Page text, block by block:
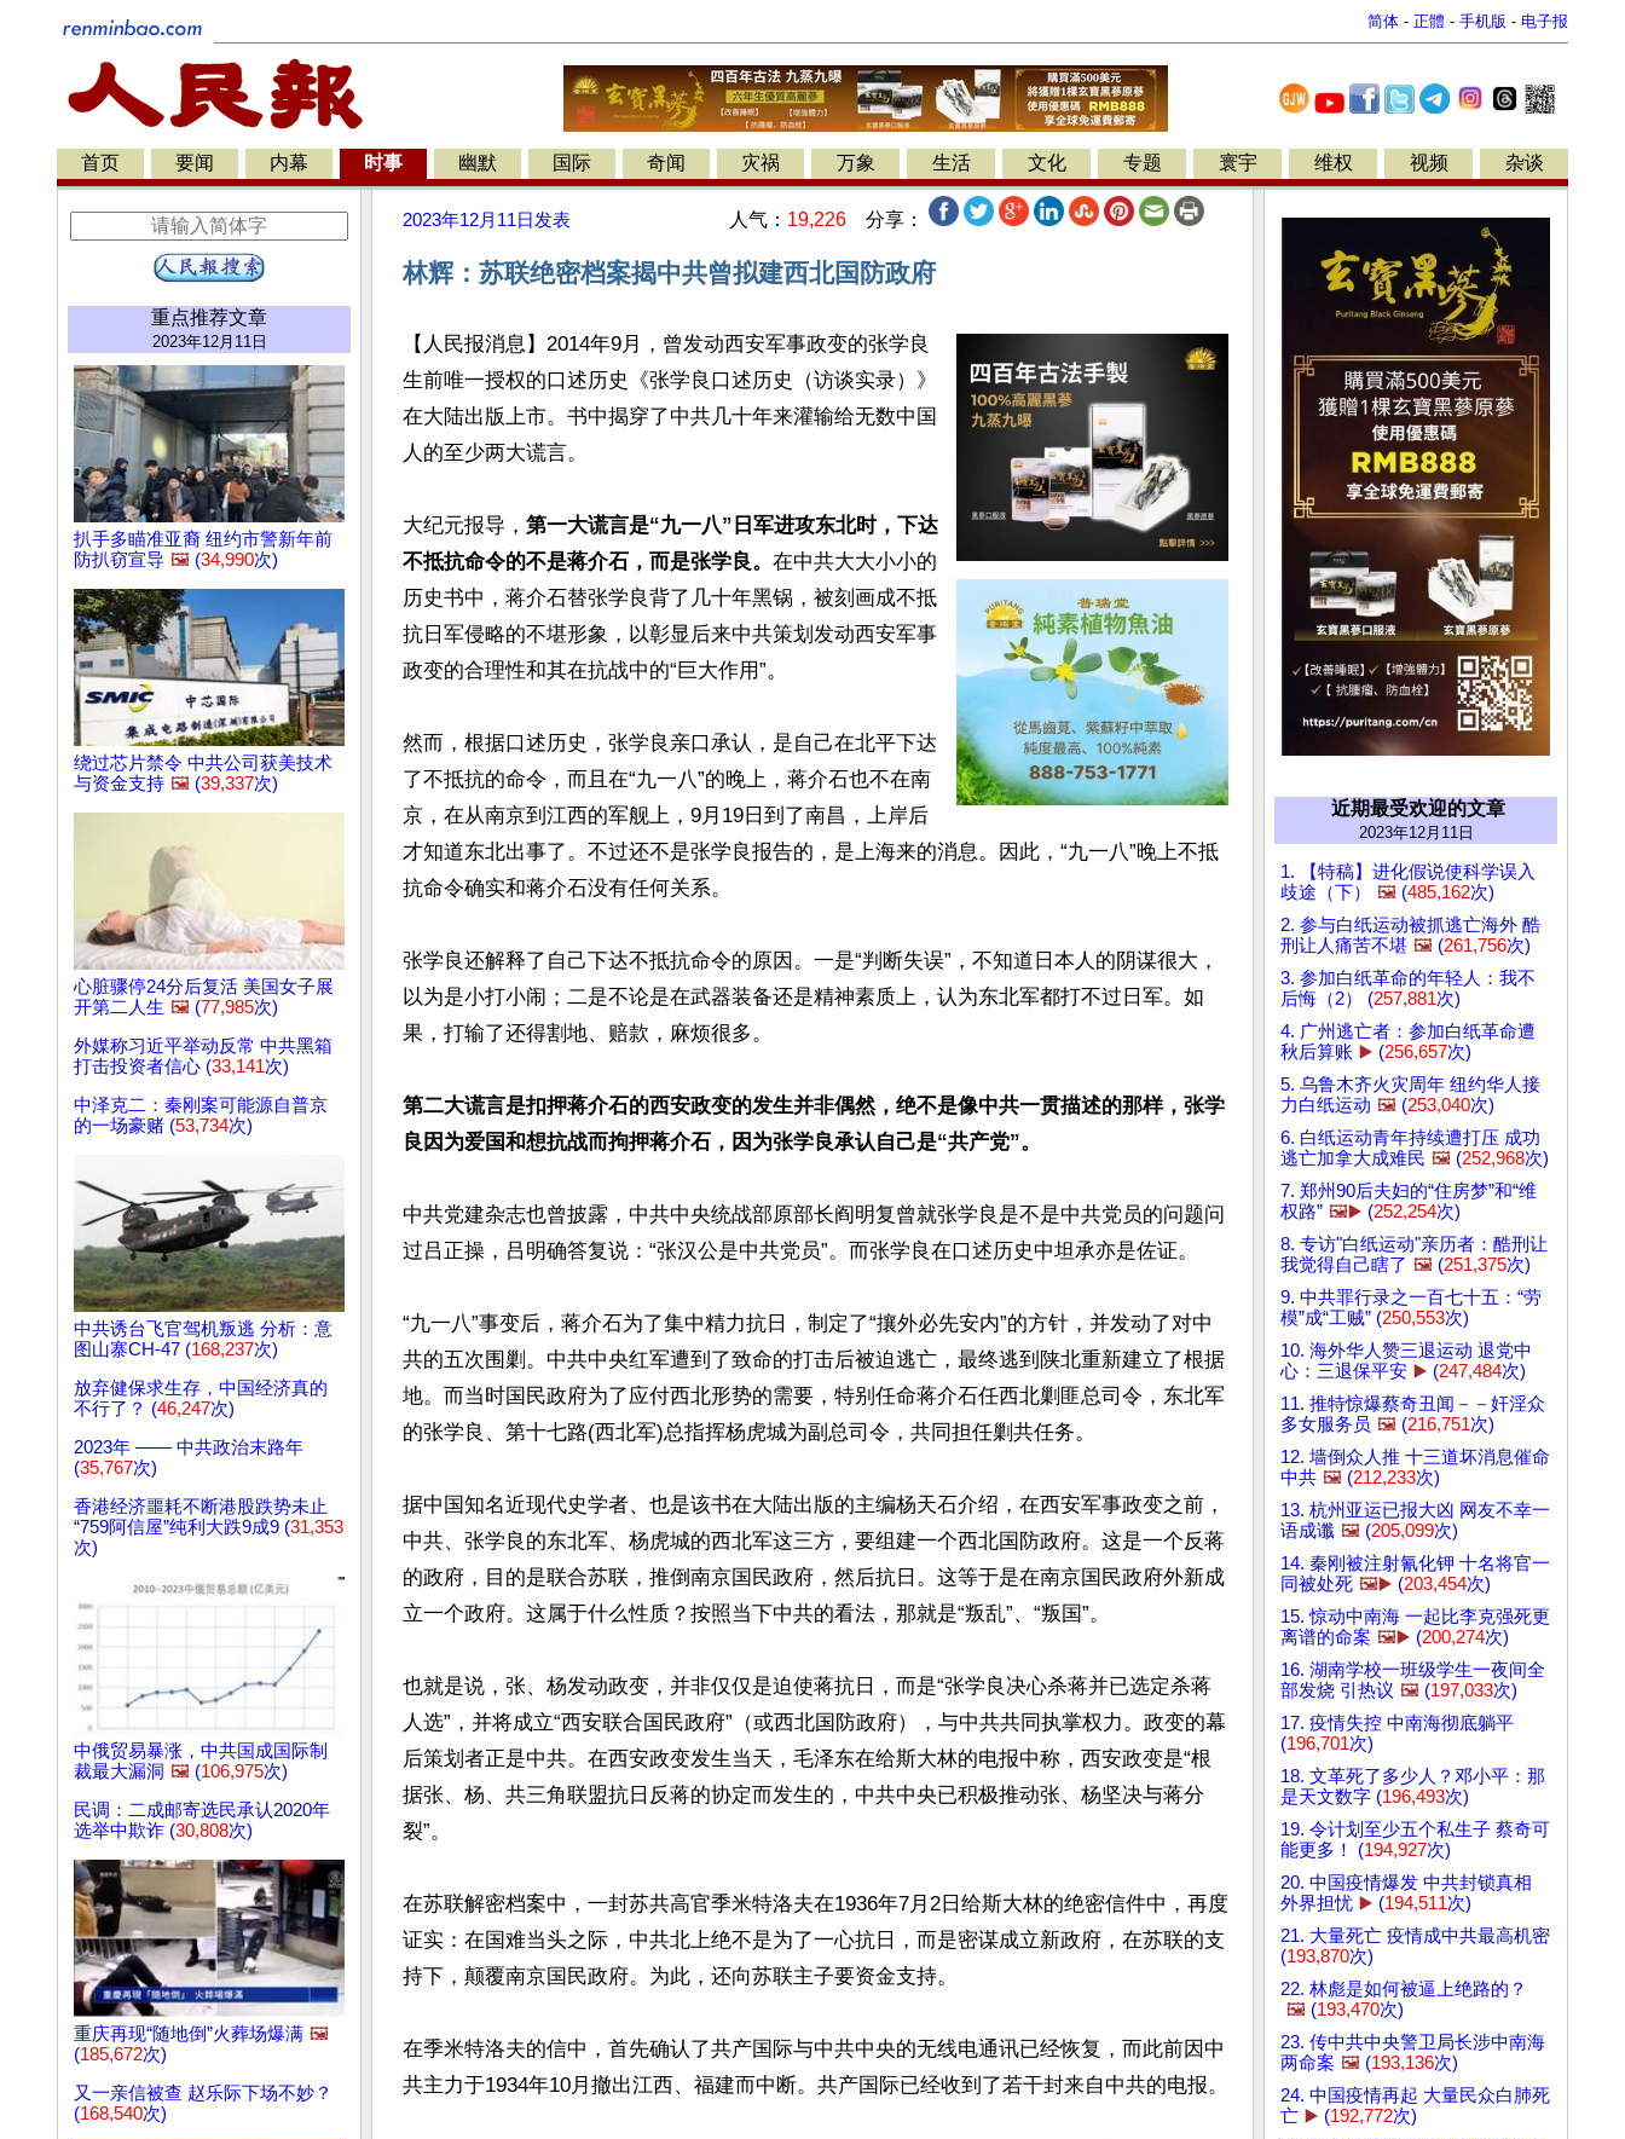
简体 - 正體 - 手机版 - 电子报
首页 要闻 内幕 时事 幽默 国际 奇闻 灾祸 万象 生活 文化 专题 寰宇 维权 视频 杂谈
重点推荐文章
2023年12月11日
扒手多瞄准亚裔 纽约市警新年前
防扒窃宣导 🖼️ (34,990次)
绕过芯片禁令 中共公司获美技术
与资金支持 🖼️ (39,337次)
心脏骤停24分后复活 美国女子展
开第二人生 🖼️ (77,985次)
外媒称习近平举动反常 中共黑箱
打击投资者信心 (33,141次)
中泽克二：秦刚案可能源自普京
的一场豪赌 (53,734次)
中共诱台飞官驾机叛逃 分析：意
图山寨CH-47 (168,237次)
放弃健保求生存，中国经济真的
不行了？ (46,247次)
2023年 —— 中共政治末路年
(35,767次)
香港经济噩耗不断港股跌势未止
“759阿信屋”纯利大跌9成9 (31,353
次)
中俄贸易暴涨，中共国成国际制
裁最大漏洞 🖼️ (106,975次)
民调：二成邮寄选民承认2020年
选举中欺诈 (30,808次)
重庆再现“随地倒”火葬场爆满 🖼️
(185,672次)
又一亲信被查 赵乐际下场不妙？
(168,540次)
2023年12月11日 发表 人气： 19,226 分享：
林辉：苏联绝密档案揭中共曾拟建西北国防政府
【人民报消息】2014年9月，曾发动西安军事政变的张学良
生前唯一授权的口述历史《张学良口述历史（访谈实录）》
在大陆出版上市。书中揭穿了中共几十年来灌输给无数中国
人的至少两大谎言。
大纪元报导， 第一大谎言是“九一八”日军进攻东北时，下达
不抵抗命令的不是蒋介石，而是张学良。 在中共大大小小的
历史书中，蒋介石替张学良背了几十年黑锅，被刻画成不抵
抗日军侵略的不堪形象，以彰显后来中共策划发动西安军事
政变的合理性和其在抗战中的“巨大作用”。
然而，根据口述历史，张学良亲口承认，是自己在北平下达
了不抵抗的命令，而且在“九一八”的晚上，蒋介石也不在南
京，在从南京到江西的军舰上，9月19日到了南昌，上岸后
才知道东北出事了。不过还不是张学良报告的，是上海来的消息。因此，“九一八”晚上不抵
抗命令确实和蒋介石没有任何关系。
张学良还解释了自己下达不抵抗命令的原因。一是“判断失误”，不知道日本人的阴谋很大，
以为是小打小闹；二是不论是在武器装备还是精神素质上，认为东北军都打不过日军。如
果，打输了还得割地、赔款，麻烦很多。
第二大谎言是扣押蒋介石的西安政变的发生并非偶然，绝不是像中共一贯描述的那样，张学
良因为爱国和想抗战而拘押蒋介石，因为张学良承认自己是“共产党”。
中共党建杂志也曾披露，中共中央统战部原部长阎明复曾就张学良是不是中共党员的问题问
过吕正操，吕明确答复说：“张汉公是中共党员”。而张学良在口述历史中坦承亦是佐证。
“九一八”事变后，蒋介石为了集中精力抗日，制定了“攘外必先安内”的方针，并发动了对中
共的五次围剿。中共中央红军遭到了致命的打击后被迫逃亡，最终逃到陕北重新建立了根据
地。而当时国民政府为了应付西北形势的需要，特别任命蒋介石任西北剿匪总司令，东北军
的张学良、第十七路(西北军)总指挥杨虎城为副总司令，共同担任剿共任务。
据中国知名近现代史学者、也是该书在大陆出版的主编杨天石介绍，在西安军事政变之前，
中共、张学良的东北军、杨虎城的西北军这三方，要组建一个西北国防政府。这是一个反蒋
的政府，目的是联合苏联，推倒南京国民政府，然后抗日。这等于是在南京国民政府外新成
立一个政府。这属于什么性质？按照当下中共的看法，那就是“叛乱”、“叛国”。
也就是说，张、杨发动政变，并非仅仅是迫使蒋抗日，而是“张学良决心杀蒋并已选定杀蒋
人选”，并将成立“西安联合国民政府”（或西北国防政府），与中共共同执掌权力。政变的幕
后策划者正是中共。在西安政变发生当天，毛泽东在给斯大林的电报中称，西安政变是“根
据张、杨、共三角联盟抗日反蒋的协定而发生的，中共中央已积极推动张、杨坚决与蒋分
裂”。
在苏联解密档案中，一封苏共高官季米特洛夫在1936年7月2日给斯大林的绝密信件中，再度
证实：在国难当头之际，中共北上绝不是为了一心抗日，而是密谋成立新政府，在苏联的支
持下，颠覆南京国民政府。为此，还向苏联主子要资金支持。
在季米特洛夫的信中，首先确认了共产国际与中共中央的无线电通讯已经恢复，而此前因中
共主力于1934年10月撤出江西、福建而中断。共产国际已经收到了若干封来自中共的电报。
近期最受欢迎的文章
2023年12月11日
1. 【特稿】进化假说使科学误入
歧途（下）
🖼️ (485,162次)
2. 参与白纸运动被抓逃亡海外 酷
刑让人痛苦不堪 🖼️ (261,756次)
3. 参加白纸革命的年轻人：我不
后悔（2） (257,881次)
4. 广州逃亡者：参加白纸革命遭
秋后算账 ▶️ (256,657次)
5. 乌鲁木齐火灾周年 纽约华人接
力白纸运动 🖼️ (253,040次)
6. 白纸运动青年持续遭打压 成功
逃亡加拿大成难民 🖼️ (252,968次)
7. 郑州90后夫妇的“住房梦”和“维
权路” 🖼️▶️ (252,254次)
8. 专访"白纸运动"亲历者：酷刑让
我觉得自己瞎了 🖼️ (251,375次)
9. 中共罪行录之一百七十五：“劳
模”成“工贼” (250,553次)
10. 海外华人赞三退运动 退党中
心：三退保平安 ▶️ (247,484次)
11. 推特惊爆蔡奇丑闻－－奸淫众
多女服务员 🖼️ (216,751次)
12. 墙倒众人推 十三道坏消息催命
中共 🖼️ (212,233次)
13. 杭州亚运已报大凶 网友不幸一
语成谶 🖼️ (205,099次)
14. 秦刚被注射氰化钾 十名将官一
同被处死 🖼️▶️ (203,454次)
15. 惊动中南海 一起比李克强死更
离谱的命案 🖼️▶️ (200,274次)
16. 湖南学校一班级学生一夜间全
部发烧 引热议 🖼️ (197,033次)
17. 疫情失控 中南海彻底躺平
(196,701次)
18. 文革死了多少人？邓小平：那
是天文数字 (196,493次)
19. 令计划至少五个私生子 蔡奇可
能更多！ (194,927次)
20. 中国疫情爆发 中共封锁真相
外界担忧 ▶️ (194,511次)
21. 大量死亡 疫情成中共最高机密
(193,870次)
22. 林彪是如何被逼上绝路的？
🖼️ (193,470次)
23. 传中共中央警卫局长涉中南海
两命案 🖼️ (193,136次)
24. 中国疫情再起 大量民众白肺死
亡 ▶️ (192,772次)